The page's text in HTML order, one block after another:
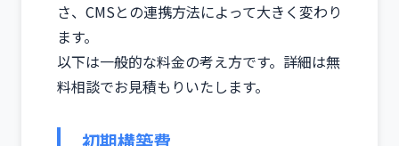
さ、CMSとの連携方法によって大きく変わり
ます。
以下は一般的な料金の考え方です。詳細は無
料相談でお見積もりいたします。